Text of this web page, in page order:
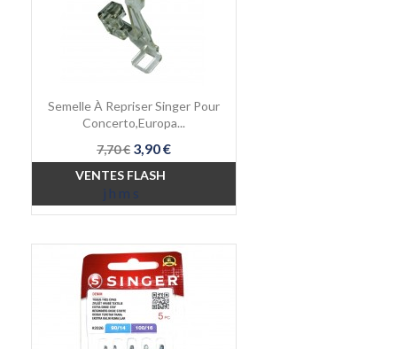
Semelle À Repriser Singer Pour
Concerto,Europa...
Prix
de
base
7,70 € Prix
3,90 €
VENTES FLASH
j h m s